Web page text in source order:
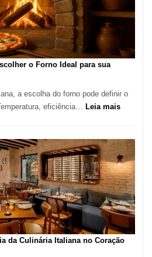
Lugar
Comer?
Este
Portal
Isso
o Forno Ideal para sua
a escolha do forno pode definir o
eficiência… Leia mais:
Como
Escolher
o
Forno
Ideal
para
sua
Pizzaria
da Culinária Italiana no Coração